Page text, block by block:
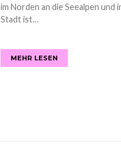
im Norden an die Seealpen und
Stadt ist…
MEHR LESEN